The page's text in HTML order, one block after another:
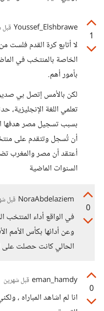
1
Youssef_Elshbrawe
لا أتابع كرة القدم فلست
الخاصة بالمنتخب في
بأمور أهم.
لكن بالأمس إتصل بي
تعلمي اللغة
بسبب تسجيل مصر هدفها
أن تُسجل وتتقدم على
أعتقد أن مصر والمغرب
السنوات الماضية
0
NoraAbdelaziem قبل
في الواقع أداء المنتخب
وعن أدائها بكأس الأمم
الحالي كانت حصلت على
0
eman_hamdy قبل شهرين
انا لم اشاهد المباراه ،